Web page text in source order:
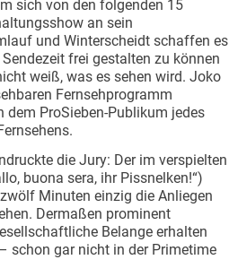
sich von den folgenden 15
an sein
und Winterscheidt schaffen es
frei gestalten zu können
weiß, was es sehen wird. Joko
Fernsehprogramm
ProSieben-Publikum jedes
die Jury: Der im verspielten
buona sera, ihr Pissnelken!“)
Minuten einzig die Anliegen
Dermaßen prominent
Belange erhalten
schon gar nicht in der Primetime